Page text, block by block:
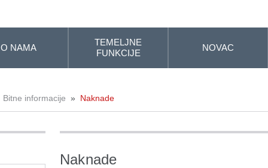
O NAMA
TEMELJNE
FUNKCIJE
NOVAC
Bitne informacije » Naknade
Naknade